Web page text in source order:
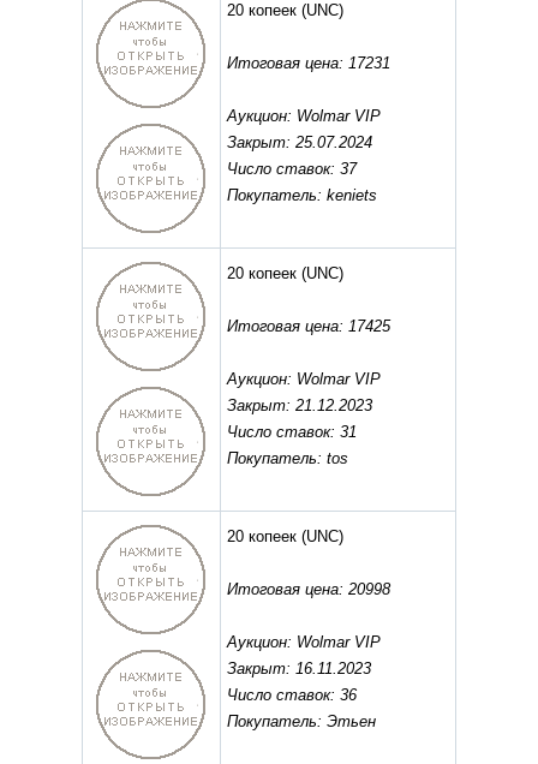
20 копеек (UNC)
Итоговая цена: 17231
Аукцион: Wolmar VIP
Закрыт: 25.07.2024
Число ставок: 37
Покупатель: keniets
20 копеек (UNC)
Итоговая цена: 17425
Аукцион: Wolmar VIP
Закрыт: 21.12.2023
Число ставок: 31
Покупатель: tos
20 копеек (UNC)
Итоговая цена: 20998
Аукцион: Wolmar VIP
Закрыт: 16.11.2023
Число ставок: 36
Покупатель: Этьен